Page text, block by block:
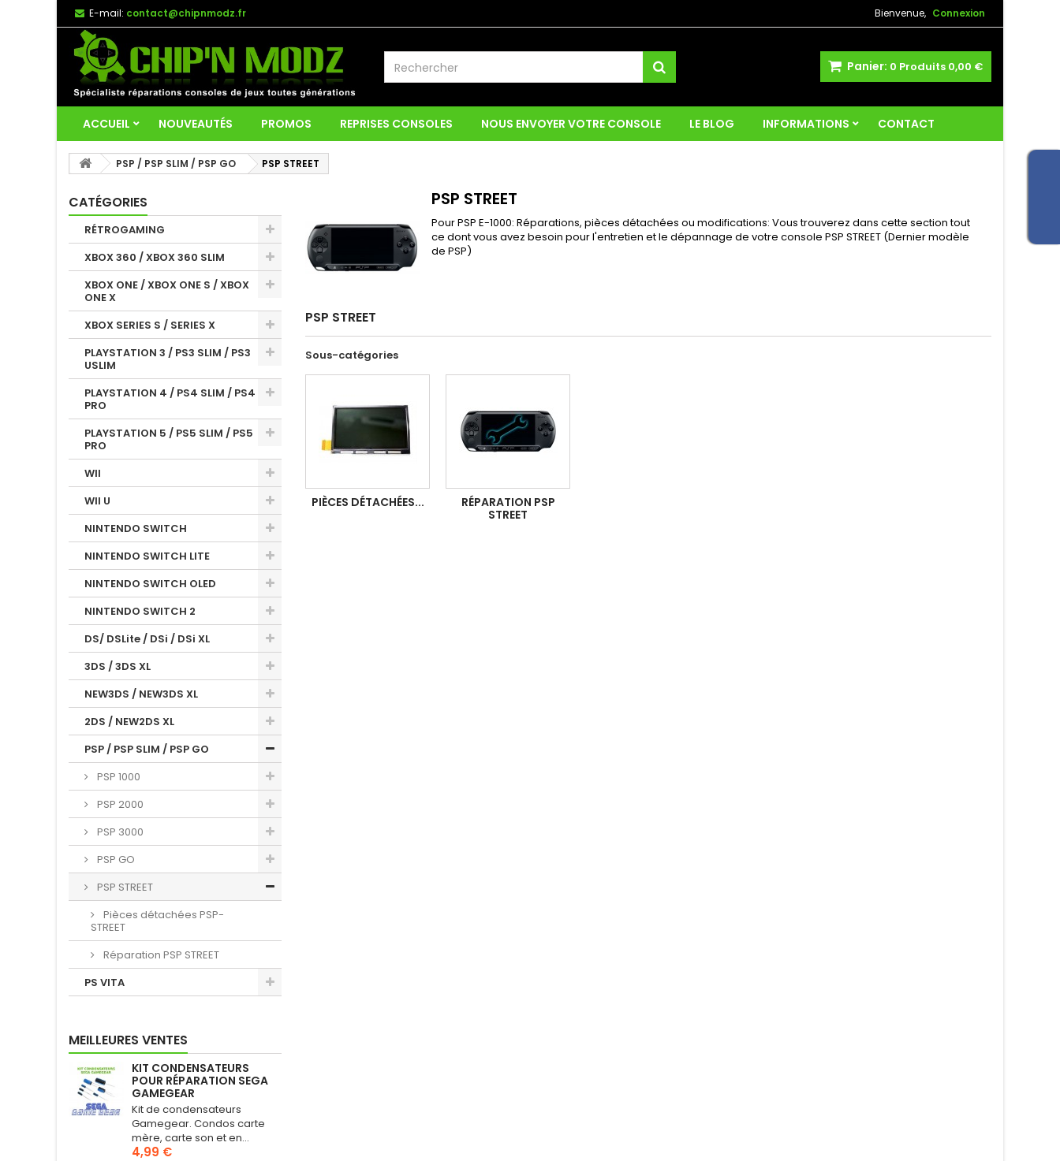
Bienvenue, Connexion
E-mail: contact@chipnmodz.fr
Panier: 0 Produits 0,00 €
ACCUEIL NOUVEAUTÉS PROMOS REPRISES CONSOLES NOUS ENVOYER VOTRE CONSOLE LE BLOG INFORMATIONS CONTACT
PSP / PSP SLIM / PSP GO PSP STREET
CATÉGORIES
RÉTROGAMING
XBOX 360 / XBOX 360 SLIM
XBOX ONE / XBOX ONE S / XBOX
ONE X
XBOX SERIES S / SERIES X
PLAYSTATION 3 / PS3 SLIM / PS3
USLIM
PLAYSTATION 4 / PS4 SLIM / PS4
PRO
PLAYSTATION 5 / PS5 SLIM / PS5
PRO
WII
WII U
NINTENDO SWITCH
NINTENDO SWITCH LITE
NINTENDO SWITCH OLED
NINTENDO SWITCH 2
DS/ DSLite / DSi / DSi XL
3DS / 3DS XL
NEW3DS / NEW3DS XL
2DS / NEW2DS XL
PSP / PSP SLIM / PSP GO
PSP 1000
PSP 2000
PSP 3000
PSP GO
PSP STREET
Pièces détachées PSP-
STREET
Réparation PSP STREET
PS VITA
MEILLEURES VENTES
KIT CONDENSATEURS
POUR RÉPARATION SEGA
GAMEGEAR
Kit de condensateurs
Gamegear. Condos carte
mère, carte son et en...
4,99 €
PSP STREET
Pour PSP E-1000: Réparations, pièces détachées ou modifications: Vous trouverez dans cette section tout
ce dont vous avez besoin pour l'entretien et le dépannage de votre console PSP STREET (Dernier modèle
de PSP)
PSP STREET
Sous-catégories
PIÈCES DÉTACHÉES...
RÉPARATION PSP
STREET